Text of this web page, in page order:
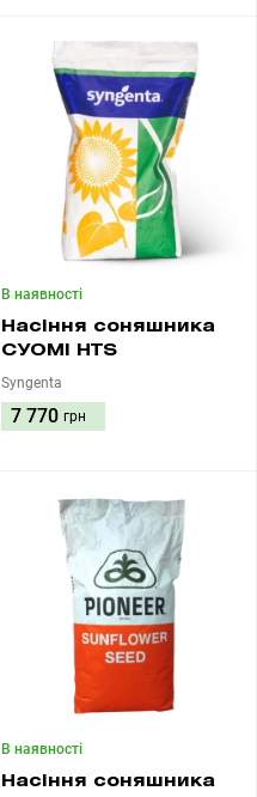
В наявності
Насіння соняшника
СУОМІ HTS
Syngenta
7 770 грн
В наявності
Насіння соняшника